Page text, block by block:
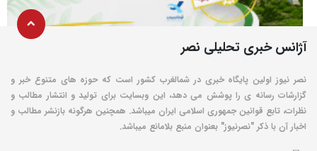
آژانس خبری تحلیلی نصر
نصر نیوز اولین پایگاه خبری در شمالغرب کشور است که حوزه های متنوع خبر و
گزارشات رسانه ی را پوشش می دهد، این وبسایت برای تولید و انتشار مطالب و
نظرات، تابع قوانین جمهوری اسلامی ایران میباشد. همچنین هرگونه بازنشر مطالب و
اخبار آن با ذکر "نصرنیوز" بعنوان منبع بلامانع میباشد.